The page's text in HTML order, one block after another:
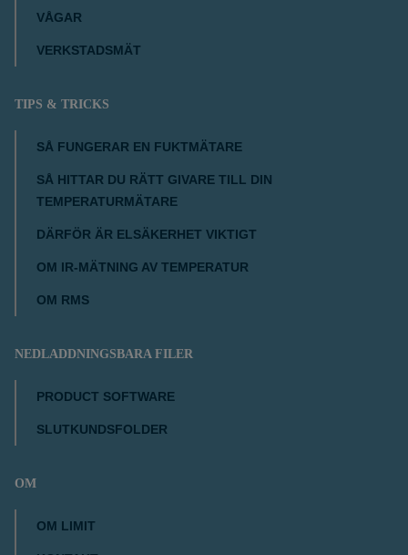
VÅGAR
VERKSTADSMÄT
TIPS & TRICKS
SÅ FUNGERAR EN FUKTMÄTARE
SÅ HITTAR DU RÄTT GIVARE TILL DIN
TEMPERATURMÄTARE
DÄRFÖR ÄR ELSÄKERHET VIKTIGT
OM IR-MÄTNING AV TEMPERATUR
OM RMS
NEDLADDNINGSBARA FILER
PRODUCT SOFTWARE
SLUTKUNDSFOLDER
OM
OM LIMIT